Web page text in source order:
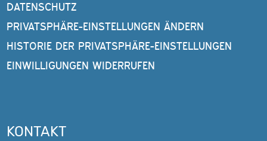
DATENSCHUTZ
PRIVATSPHÄRE-EINSTELLUNGEN ÄNDERN
HISTORIE DER PRIVATSPHÄRE-EINSTELLUNGEN
EINWILLIGUNGEN WIDERRUFEN
KONTAKT